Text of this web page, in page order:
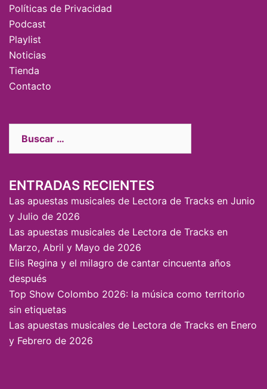
Políticas de Privacidad
Podcast
Playlist
Noticias
Tienda
Contacto
ENTRADAS RECIENTES
Las apuestas musicales de Lectora de Tracks en Junio
y Julio de 2026
Las apuestas musicales de Lectora de Tracks en
Marzo, Abril y Mayo de 2026
Elis Regina y el milagro de cantar cincuenta años
después
Top Show Colombo 2026: la música como territorio
sin etiquetas
Las apuestas musicales de Lectora de Tracks en Enero
y Febrero de 2026